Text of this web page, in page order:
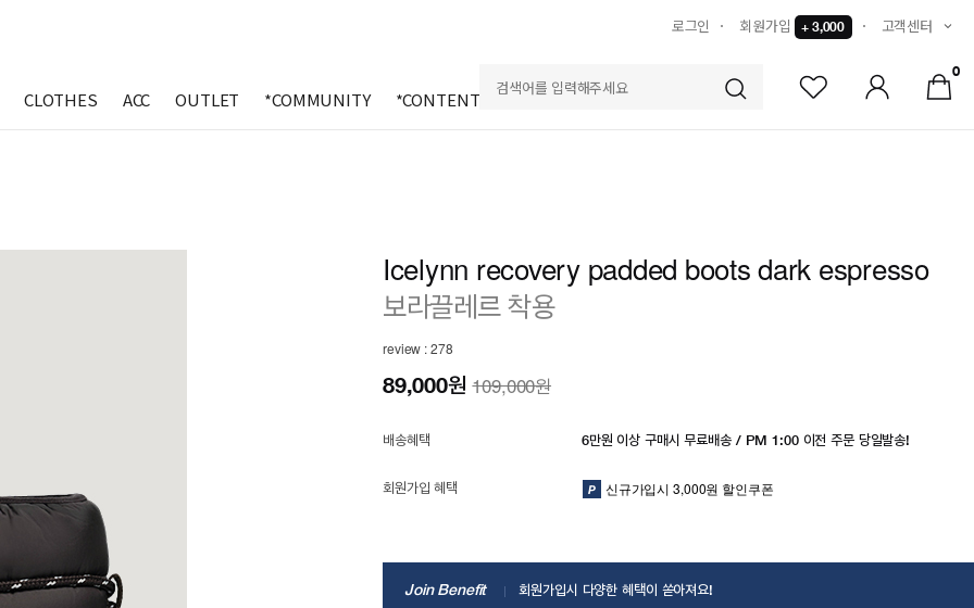
로그인 회원가입 + 3,000 고객센터
CLOTHES ACC OUTLET *COMMUNITY *CONTENTS
0
Icelynn recovery padded boots dark espresso
보라끌레르 착용
review : 278
89,000원109,000원
배송혜택 6만원 이상 구매시 무료배송 / PM 1:00 이전 주문 당일발송!
회원가입 혜택 신규가입시 3,000원 할인쿠폰
Join Benefit 회원가입시 다양한 혜택이 쏟아져요!